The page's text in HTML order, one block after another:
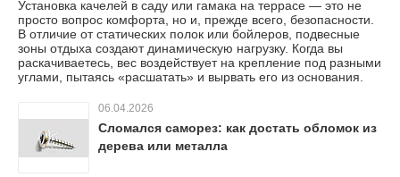
Установка качелей в саду или гамака на террасе — это не
просто вопрос комфорта, но и, прежде всего, безопасности.
В отличие от статических полок или бойлеров, подвесные
зоны отдыха создают динамическую нагрузку. Когда вы
раскачиваетесь, вес воздействует на крепление под разными
углами, пытаясь «расшатать» и вырвать его из основания.
06.04.2026
Сломался саморез: как достать обломок из
дерева или металла